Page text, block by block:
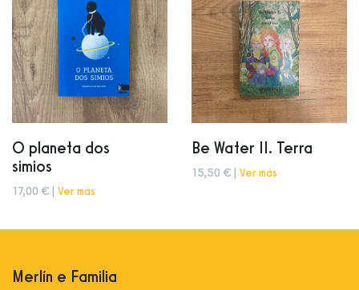
O planeta dos
simios
17,00 € | Ver más
Be Water II. Terra
15,50 € | Ver más
Merlín e Familia